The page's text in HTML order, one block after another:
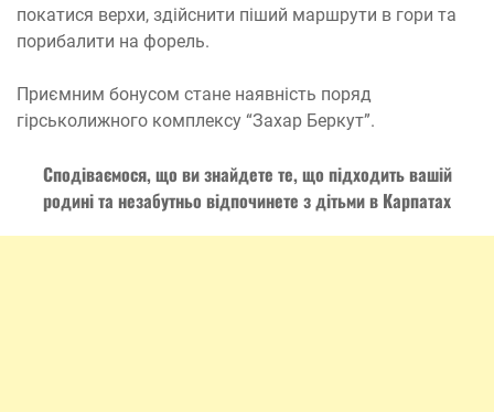
покатися верхи, здійснити піший маршрути в гори та
порибалити на форель.
Приємним бонусом стане наявність поряд
гірськолижного комплексу “Захар Беркут”.
Сподіваємося, що ви знайдете те, що підходить вашій
родині та незабутньо відпочинете з дітьми в Карпатах